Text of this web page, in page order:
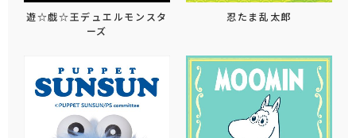
遊☆戯☆王デュエルモンスタ
ーズ
忍たま乱太郎